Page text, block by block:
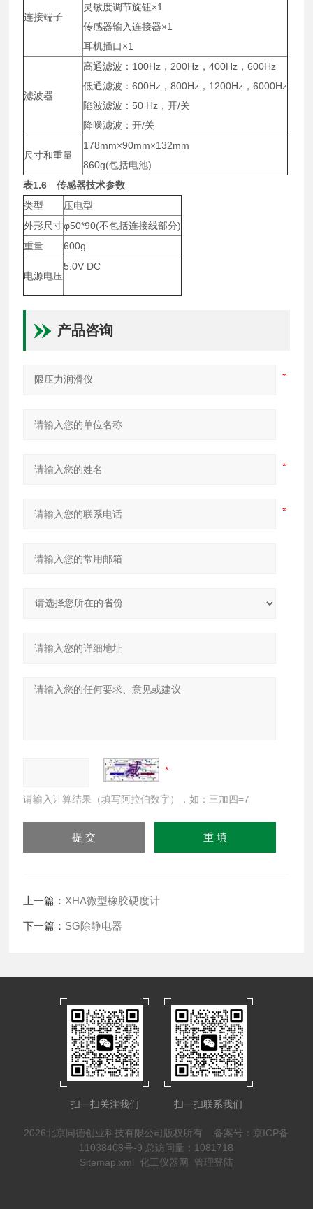
连接端子
灵敏度调节旋钮×1
传感器输入连接器×1
耳机插口×1
滤波器
高通滤波：100Hz，200Hz，400Hz，600Hz
低通滤波：600Hz，800Hz，1200Hz，6000Hz
陷波滤波：50 Hz，开/关
降噪滤波：开/关
尺寸和重量
178mm×90mm×132mm
860g(包括电池)
表1.6 传感器技术参数
类型
压电型
外形尺寸φ50*90(不包括连接线部分)
重量
600g
电源电压
5.0V DC
产品咨询
请输入计算结果（填写阿拉伯数字），如：三加四=7
上一篇： XHA微型橡胶硬度计
下一篇： SG除静电器
扫一扫关注我们 扫一扫联系我们
2026北京同德创业科技有限公司版权所有 备案号：京ICP备
11038408号-9 总访问量：1081718
Sitemap.xml 化工仪器网 管理登陆